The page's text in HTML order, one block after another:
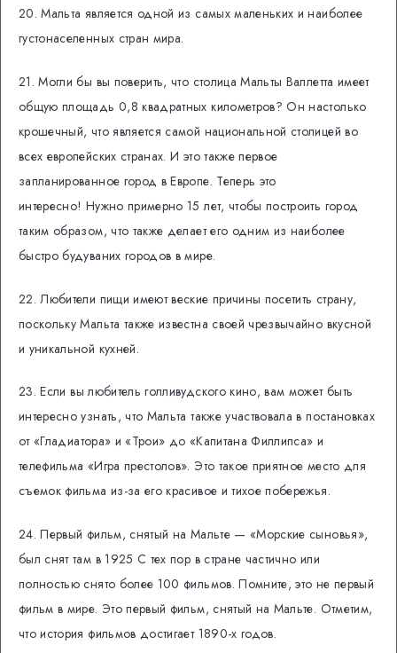
20. Мальта является одной из самых маленьких и наиболее
густонаселенных стран мира.
21. Могли бы вы поверить, что столица Мальты Валлетта имеет
общую площадь 0,8 квадратных километров? Он настолько
крошечный, что является самой национальной столицей во
всех европейских странах. И это также первое
запланированное город в Европе. Теперь это
интересно! Нужно примерно 15 лет, чтобы построить город
таким образом, что также делает его одним из наиболее
быстро будуваних городов в мире.
22. Любители пищи имеют веские причины посетить страну,
поскольку Мальта также известна своей чрезвычайно вкусной
и уникальной кухней.
23. Если вы любитель голливудского кино, вам может быть
интересно узнать, что Мальта также участвовала в постановках
от «Гладиатора» и «Трои» до «Капитана Филлипса» и
телефильма «Игра престолов». Это такое приятное место для
съемок фильма из-за его красивое и тихое побережья.
24. Первый фильм, снятый на Мальте — «Морские сыновья»,
был снят там в 1925 С тех пор в стране частично или
полностью снято более 100 фильмов. Помните, это не первый
фильм в мире. Это первый фильм, снятый на Мальте. Отметим,
что история фильмов достигает 1890-х годов.